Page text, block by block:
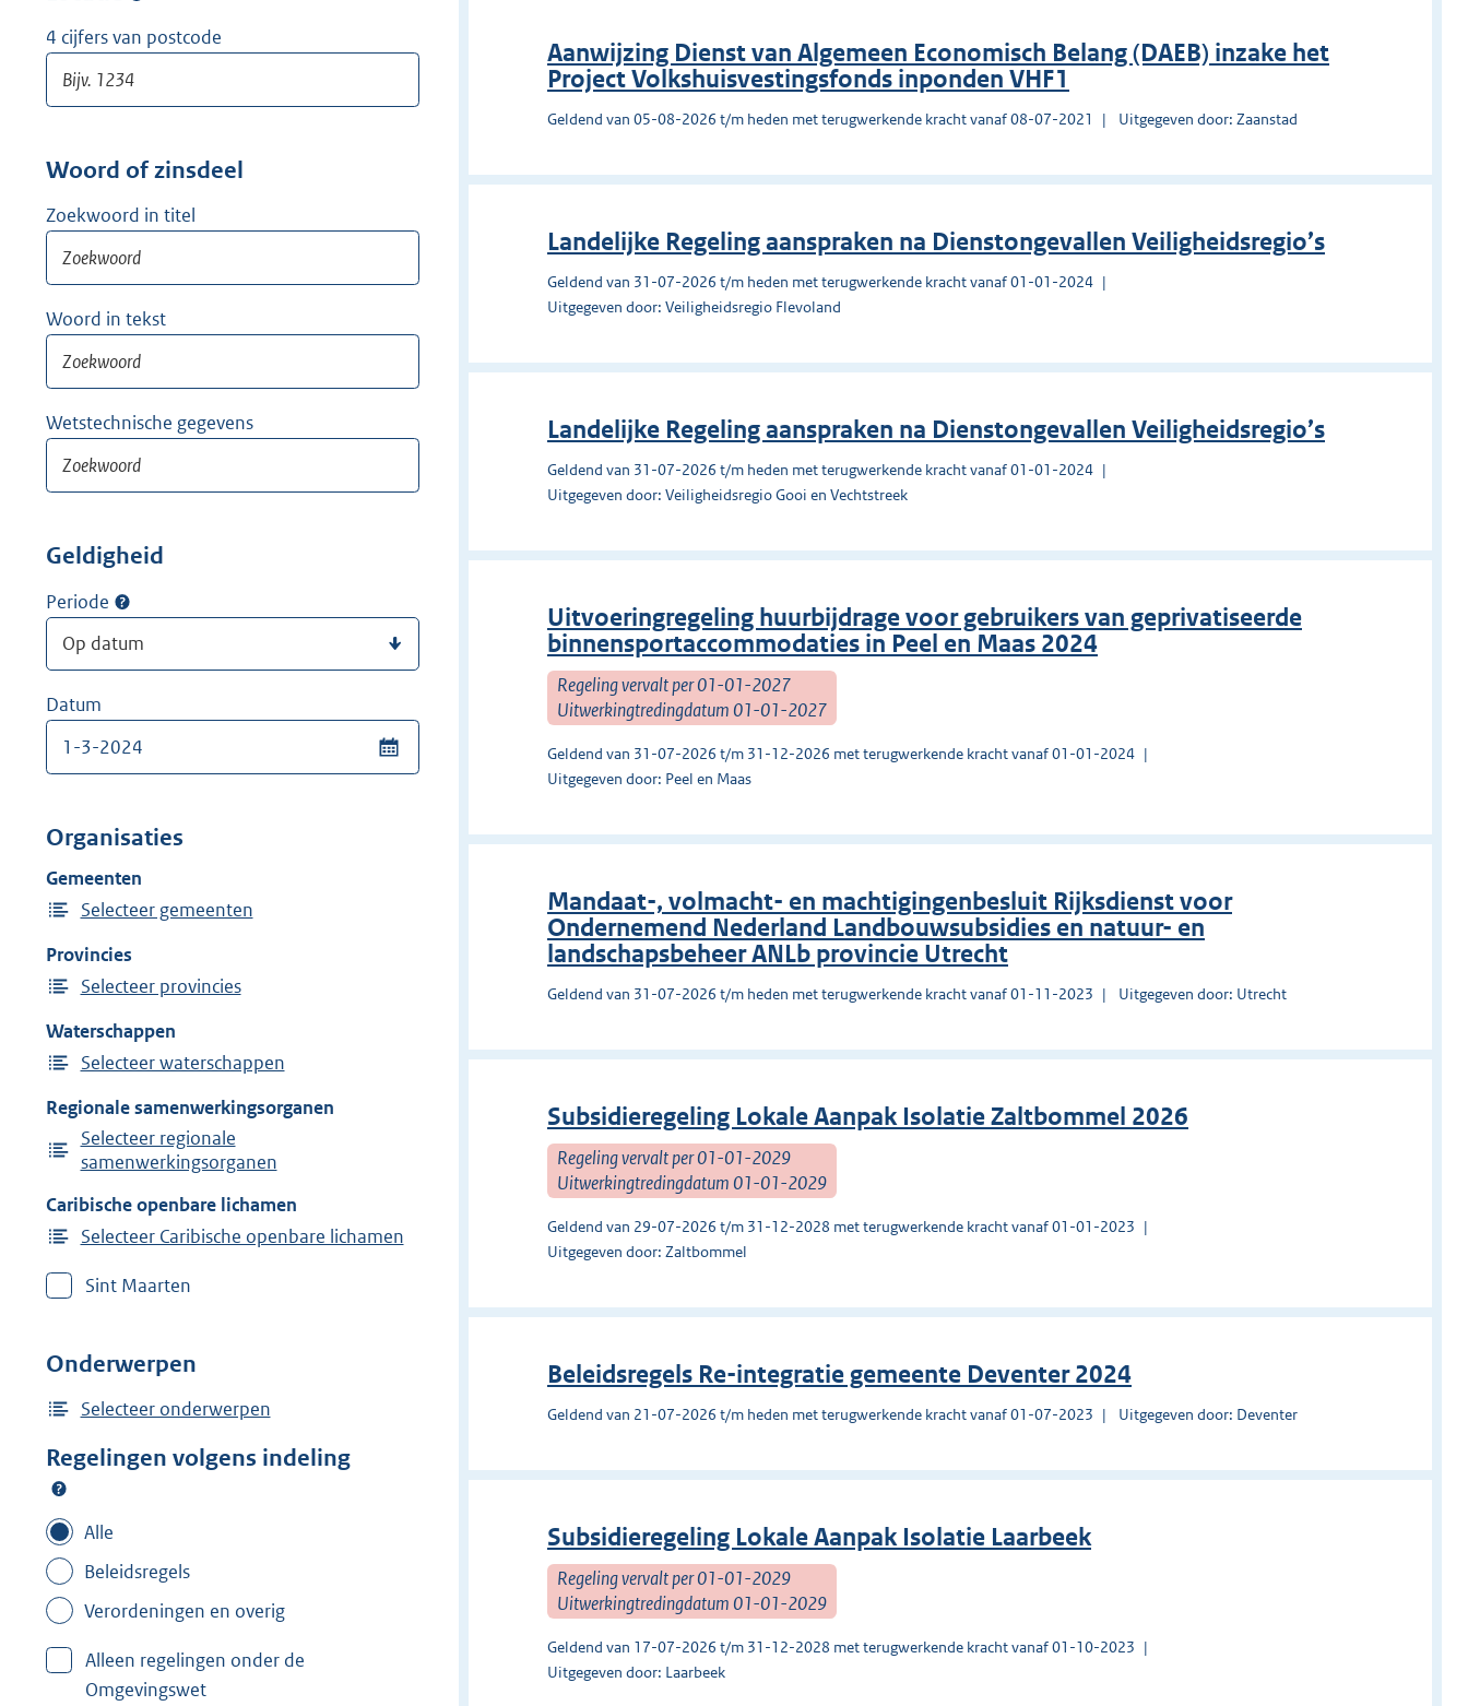
i
4 cijfers van postcode
Woord of zinsdeel
Zoekwoord in titel
Woord in tekst
Wetstechnische gegevens
Geldigheid
Periode
Datum
Organisaties
Gemeenten
Selecteer gemeenten
Provincies
Selecteer provincies
Waterschappen
Selecteer waterschappen
Regionale samenwerkingsorganen
Selecteer regionale
samenwerkingsorganen
Caribische openbare lichamen
Selecteer Caribische openbare lichamen
Sint Maarten
Onderwerpen
Selecteer onderwerpen
Regelingen volgens indeling
Alle
Beleidsregels
Verordeningen en overig
Alleen regelingen onder de
Omgevingswet
Aanwijzing Dienst van Algemeen Economisch Belang (DAEB) inzake het
Project Volkshuisvestingsfonds inponden VHF1
Geldend van 05-08-2026 t/m heden met terugwerkende kracht vanaf 08-07-2021 Uitgegeven door: Zaanstad
Landelijke Regeling aanspraken na Dienstongevallen Veiligheidsregio’s
Geldend van 31-07-2026 t/m heden met terugwerkende kracht vanaf 01-01-2024
Uitgegeven door: Veiligheidsregio Flevoland
Landelijke Regeling aanspraken na Dienstongevallen Veiligheidsregio’s
Geldend van 31-07-2026 t/m heden met terugwerkende kracht vanaf 01-01-2024
Uitgegeven door: Veiligheidsregio Gooi en Vechtstreek
Uitvoeringregeling huurbijdrage voor gebruikers van geprivatiseerde
binnensportaccommodaties in Peel en Maas 2024
Regeling vervalt per 01-01-2027
Uitwerkingtredingdatum 01-01-2027
Geldend van 31-07-2026 t/m 31-12-2026 met terugwerkende kracht vanaf 01-01-2024
Uitgegeven door: Peel en Maas
Mandaat-, volmacht- en machtigingenbesluit Rijksdienst voor
Ondernemend Nederland Landbouwsubsidies en natuur- en
landschapsbeheer ANLb provincie Utrecht
Geldend van 31-07-2026 t/m heden met terugwerkende kracht vanaf 01-11-2023 Uitgegeven door: Utrecht
Subsidieregeling Lokale Aanpak Isolatie Zaltbommel 2026
Regeling vervalt per 01-01-2029
Uitwerkingtredingdatum 01-01-2029
Geldend van 29-07-2026 t/m 31-12-2028 met terugwerkende kracht vanaf 01-01-2023
Uitgegeven door: Zaltbommel
Beleidsregels Re-integratie gemeente Deventer 2024
Geldend van 21-07-2026 t/m heden met terugwerkende kracht vanaf 01-07-2023 Uitgegeven door: Deventer
Subsidieregeling Lokale Aanpak Isolatie Laarbeek
Regeling vervalt per 01-01-2029
Uitwerkingtredingdatum 01-01-2029
Geldend van 17-07-2026 t/m 31-12-2028 met terugwerkende kracht vanaf 01-10-2023
Uitgegeven door: Laarbeek